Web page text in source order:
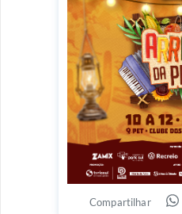
Compartilhar